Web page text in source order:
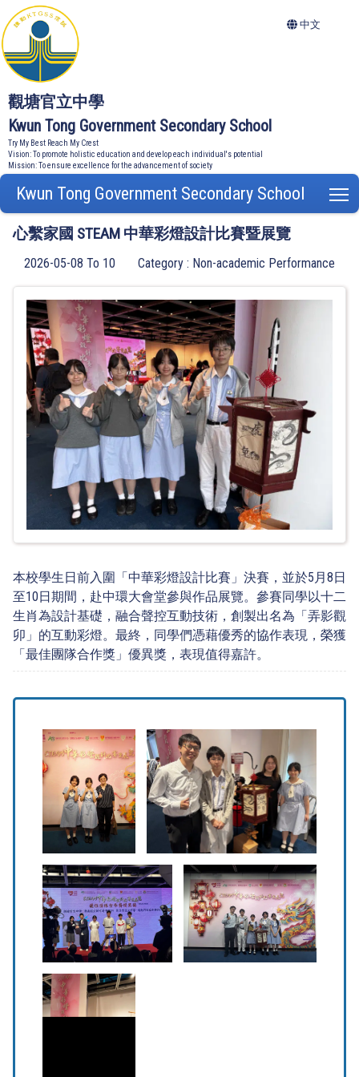
觀塘官立中學
Kwun Tong Government Secondary School
Try My Best Reach My Crest
Vision: To promote holistic education and develop each individual's potential
Mission: To ensure excellence for the advancement of society
中文
Kwun Tong Government Secondary School
心繫家國 STEAM 中華彩燈設計比賽暨展覽
2026-05-08 To 10 Category : Non-academic Performance
本校學生日前入圍「中華彩燈設計比賽」決賽，並於5月8日
至10日期間，赴中環大會堂參與作品展覽。參賽同學以十二
生肖為設計基礎，融合聲控互動技術，創製出名為「弄影觀
卯」的互動彩燈。最終，同學們憑藉優秀的協作表現，榮獲
「最佳團隊合作獎」優異獎，表現值得嘉許。